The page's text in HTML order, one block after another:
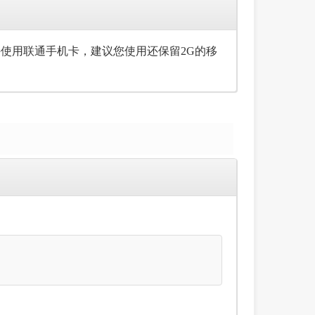
用联通手机卡，建议您使用还保留2G的移